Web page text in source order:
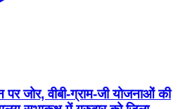
जोर, वीबी-ग्राम-जी योजनाओं की